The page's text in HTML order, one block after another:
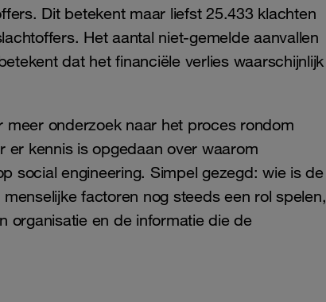
Dit betekent maar liefst 25.433 klachten
Het aantal niet-gemelde aanvallen
dat het financiële verlies waarschijnlijk
meer onderzoek naar het proces rondom
er kennis is opgedaan over waarom
social engineering. Simpel gezegd: wie is de
factoren nog steeds een rol spelen,
organisatie en de informatie die de